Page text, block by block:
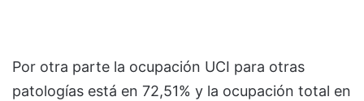
Por otra parte la ocupación UCI para otras
patologías está en 72,51% y la ocupación total en